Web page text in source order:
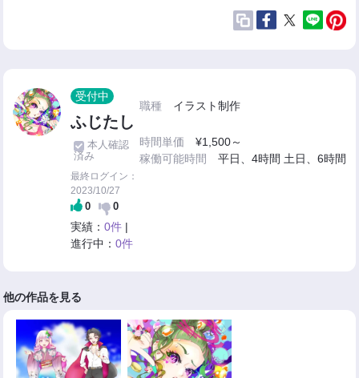
受付中
ふじたし
本人確認
済み
最終ログイン：
2023/10/27
0 0
実績：0件 |
進行中：0件
職種 イラスト制作
時間単価 ¥1,500～
稼働可能時間 平日、4時間 土日、6時間
他の作品を見る